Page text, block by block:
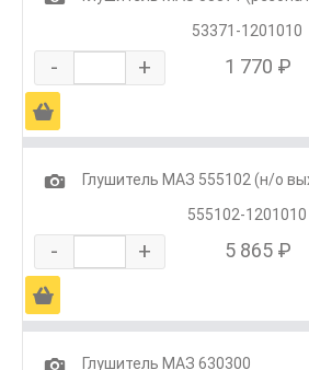
53371-1201010
- + 1 770 ₽
Ä
1
Глушитель МАЗ 555102 (н/о
555102-1201010
- + 5 865 ₽
Ä
1
Глушитель МАЗ 630300